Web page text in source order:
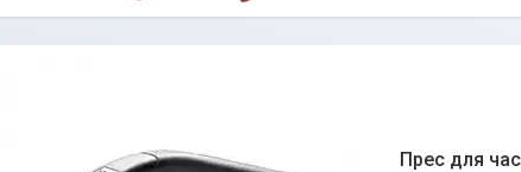
Прес для